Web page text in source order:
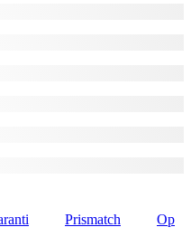
Prismatch
Op